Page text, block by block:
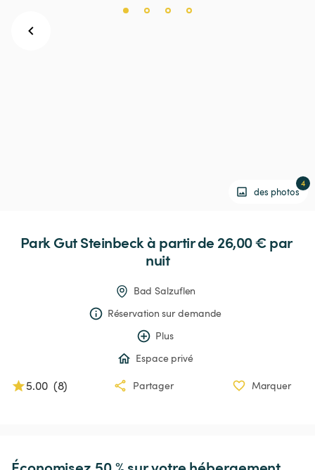
des photos
4
ParkGutSteinbeck à partir de 26,00 € par
nuit
Bad Salzuflen
Réservation sur demande
Plus
Espace privé
5.00 (8) Partager Marquer